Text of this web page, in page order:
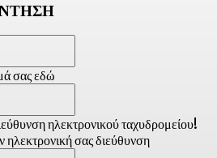
σας εδώ
ηλεκτρονικού ταχυδρομείου!
σας διεύθυνση